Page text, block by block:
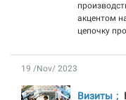
акцентом
цепочку
19 /Nov/ 2023
Визиты